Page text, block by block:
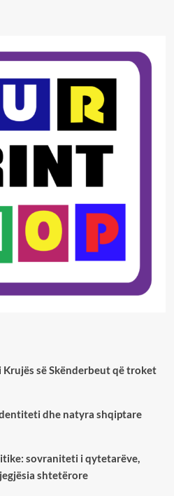
së Skënderbeut që troket
dhe natyra shqiptare
sovraniteti i qytetarëve,
shtetërore